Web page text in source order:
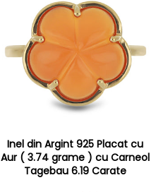
Inel din Argint 925 Placat cu
Aur ( 3.74 grame ) cu Carneol
Tagebau 6.19 Carate